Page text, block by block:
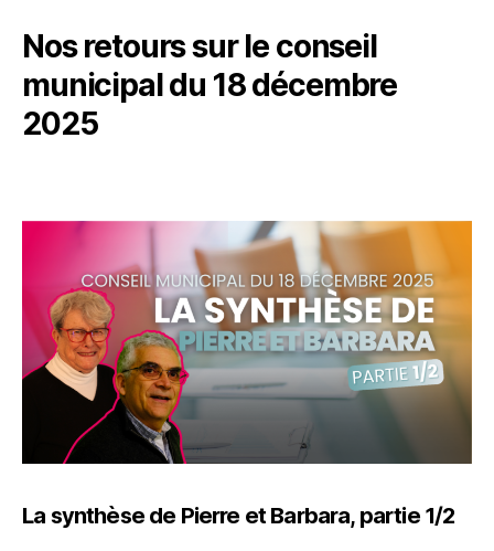
Nos retours sur le conseil
municipal du 18 décembre
2025
La synthèse de Pierre et Barbara, partie 1/2